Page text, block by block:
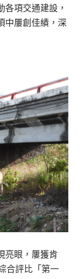
項交通建設，
中屢創佳績，深
亮眼，屢獲肯
合評比「第一